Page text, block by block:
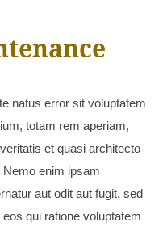
natus error sit voluptatem
totam rem aperiam,
et quasi architecto
enim ipsam
aut odit aut fugit, sed
qui ratione voluptatem